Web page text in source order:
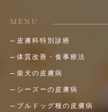
MENU
皮膚科特別診療
体質改善・食事療法
柴犬の皮膚病
シーズーの皮膚病
ブルドッグ種の皮膚病